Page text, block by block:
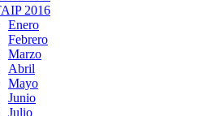
2016
Enero
Febrero
Marzo
Abril
Mayo
Junio
Julio